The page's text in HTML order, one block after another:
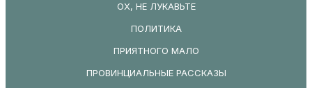
ОХ, НЕ ЛУКАВЬТЕ
ПОЛИТИКА
ПРИЯТНОГО МАЛО
ПРОВИНЦИАЛЬНЫЕ РАССКАЗЫ